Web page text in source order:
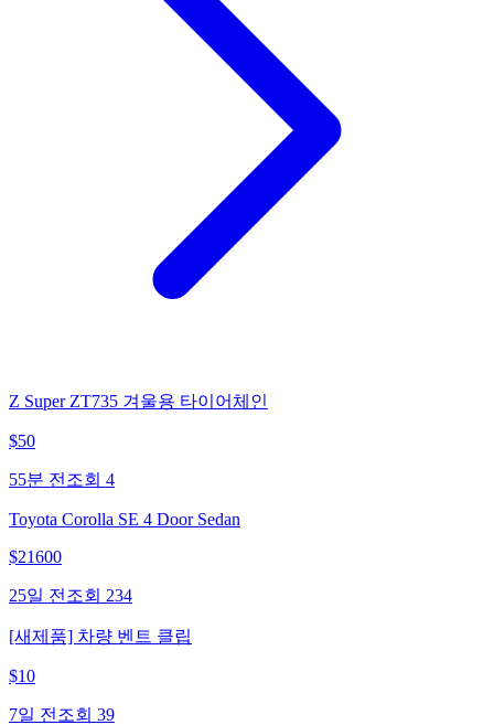
Z Super ZT735 겨울용 타이어체인
$50
55분 전 조회 4
Toyota Corolla SE 4 Door Sedan
$21600
25일 전 조회 234
[새제품] 차량 벤트 클립
$10
7일 전 조회 39